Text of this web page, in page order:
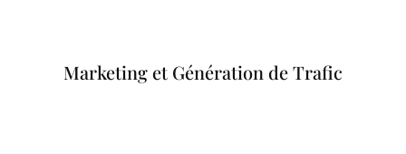
Marketing et Génération de Trafic